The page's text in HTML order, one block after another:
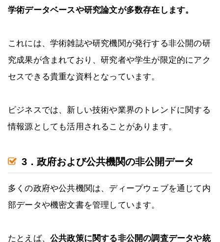
学術データベースや研究論文が多数存在します。
これには、学術雑誌や研究機関が発行する非公開の研
究成果が含まれており、研究者や学生が限定的にアク
セスできる貴重な資料となっています。
ビジネスでは、新しい技術や業界のトレンドに関する
情報源としても活用されることがあります。
3．政府および公共機関の非公開データ
多くの政府や公共機関は、ディープウェブを通じて内
部データや機密文書を管理しています。
たとえば、 公共政策に関する非公開の調査データや統